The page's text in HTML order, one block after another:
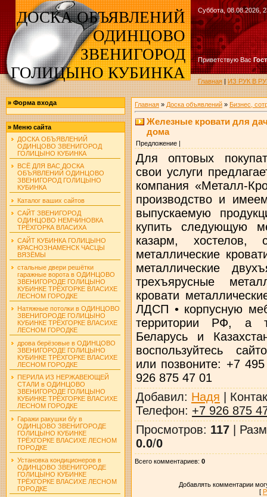
ДОСКА ОБЪЯВЛЕНИЙ
ОДИНЦОВО
ЗВЕНИГОРОД
ГОЛИЦЫНО КУБИНКА
Суббота, 08.08.2026,
Приветствую Вас
Главная|ИЗ РУК В
» Форма входа
» Меню сайта
ДОСКА ОБЪЯВЛЕНИЙ
ОДИНЦОВО ЗВЕНИГОРОД
ГОЛИЦЫНО КУБИНКА
ВСЁ ДЛЯ ВАС ДОСКА
ОБЪЯВЛЕНИЙ ОДИНЦОВО
ЗВЕНИГОРОД ГОЛИЦЫНО
КУБИНКА
Каталог ваших сайтов
САЙТ ЗВЕНИГОРОД
ОДИНЦОВО НЕМЧИНОВКА
ТРЁХГОРКА ВЛАСИХА
САЙТ КУБИНКА ГОЛИЦЫНО
КРАСНОЗНАМЕНСК ЧАСЦЫ
ВЯЗЁМЫ
стальные двери решётки
гаражные ворота в ОДИНЦОВО
ЗВЕНИГОРОДЕ ГОЛИЦЫНО
КУБИНКЕ ТРЁХГОРКЕ ВЛАСИХЕ
ЛЕСНОМ ГОРОДКЕ
Натяжные потолки в ОДИНЦОВО
ЗВЕНИГОРОДЕ ГОЛИЦЫНО
КУБИНКЕ ТРЁХГОРКЕ ВЛАСИХЕ
ЛЕСНОМ ГОРОДКЕ
дрова берёзовые в ОДИНЦОВО
ЗВЕНИГОРОДЕ ГОЛИЦЫНО
КУБИНКЕ ТРЁХГОРКЕ ВЛАСИХЕ
ЛЕСНОМ ГОРОДКЕ
ПЕРИЛА ИЗ НЕРЖАВЕЮЩЕЙ
СТАЛИ в ОДИНЦОВО
ЗВЕНИГОРОДЕ ГОЛИЦЫНО
КУБИНКЕ ТРЁХГОРКЕ ВЛАСИХЕ
ЛЕСНОМ ГОРОДКЕ
Гаражи ракушки б/у в
ОДИНЦОВО ЗВЕНИГОРОДЕ
ГОЛИЦЫНО КУБИНКЕ
ТРЁХГОРКЕ ВЛАСИХЕ ЛЕСНОМ
ГОРОДКЕ
Установка кондиционеров в
ОДИНЦОВО ЗВЕНИГОРОДЕ
ГОЛИЦЫНО КУБИНКЕ
ТРЁХГОРКЕ ВЛАСИХЕ ЛЕСНОМ
ГОРОДКЕ
Главная» Доска объявлений» Бизнес,
Железные кровати для
дома
Предложение |
Для оптовых
свои услуги
компания «Металл-
производство и
выпускаемую
купить следующую
казарм, хостелов,
металлические
металлические
трехъярусные
кровати
ЛДСП • корпусную
территории РФ, а
Беларусь и
воспользуйтесь
или позвоните: +7
926 875 47 01
Добавил: Надя |
Телефон: +7 926 875
Просмотров: 117|
0.0/0
Всего комментариев: 0
Добавлять комментарии
[